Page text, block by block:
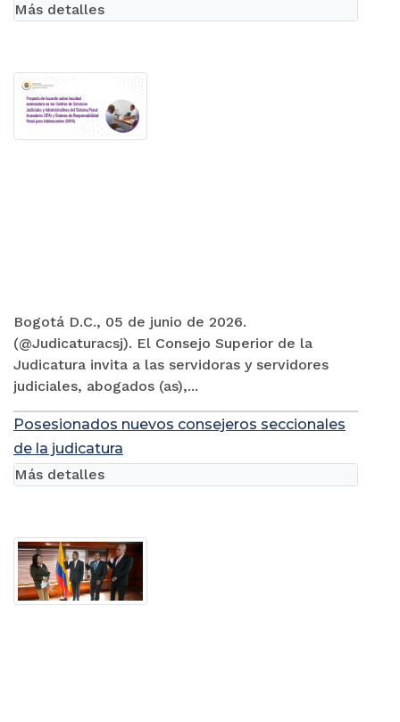
Bogotá D.C., 05 de junio de 2026.
(@Judicaturacsj). El Consejo Superior de la
Judicatura invita a las servidoras y servidores
judiciales, abogados (as),...
Más detalles
Posesionados nuevos consejeros seccionales
de la judicatura
Más detalles